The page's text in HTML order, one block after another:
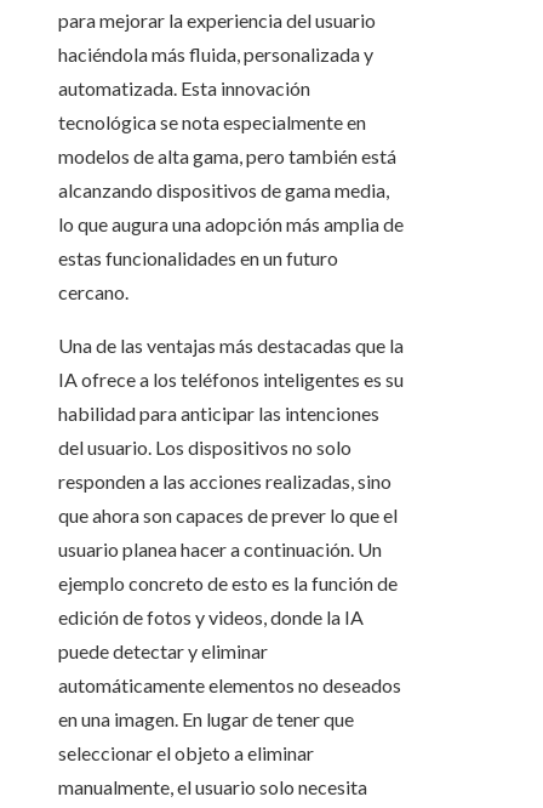
para mejorar la experiencia del usuario
haciéndola más fluida, personalizada y
automatizada. Esta innovación
tecnológica se nota especialmente en
modelos de alta gama, pero también está
alcanzando dispositivos de gama media,
lo que augura una adopción más amplia de
estas funcionalidades en un futuro
cercano.
Una de las ventajas más destacadas que la
IA ofrece a los teléfonos inteligentes es su
habilidad para anticipar las intenciones
del usuario. Los dispositivos no solo
responden a las acciones realizadas, sino
que ahora son capaces de prever lo que el
usuario planea hacer a continuación. Un
ejemplo concreto de esto es la función de
edición de fotos y videos, donde la IA
puede detectar y eliminar
automáticamente elementos no deseados
en una imagen. En lugar de tener que
seleccionar el objeto a eliminar
manualmente, el usuario solo necesita